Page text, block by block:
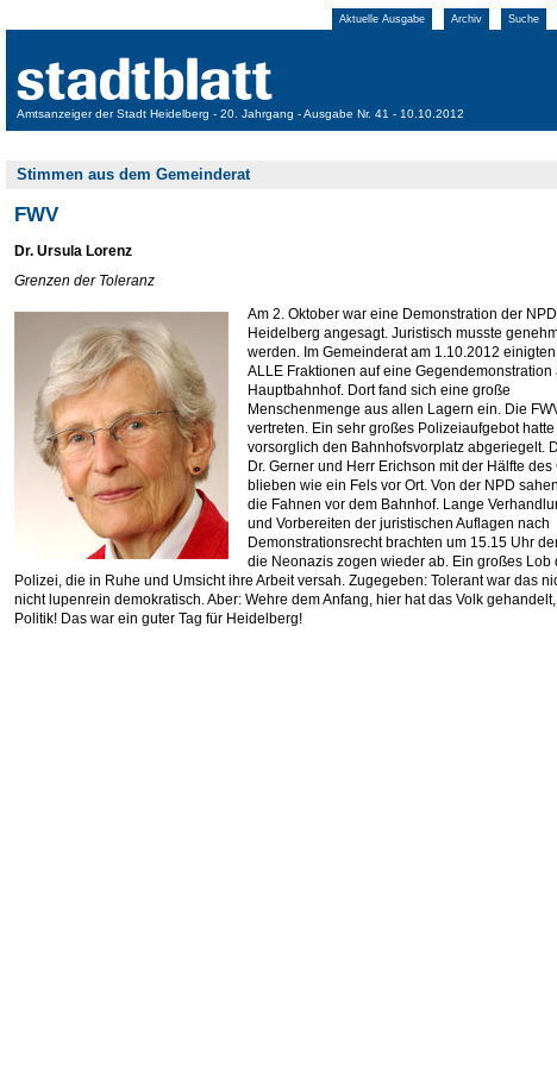
Aktuelle Ausgabe Archiv Suche
Amtsanzeiger der Stadt Heidelberg - 20. Jahrgang - Ausgabe Nr. 41 - 10.10.2012
Stimmen aus dem Gemeinderat
FWV
Dr. Ursula Lorenz
Grenzen der Toleranz
Am 2. Oktober war eine Demonstration der
Heidelberg angesagt. Juristisch musste
werden. Im Gemeinderat am 1.10.2012
ALLE Fraktionen auf eine Gegendemonstration
Hauptbahnhof. Dort fand sich eine große
Menschenmenge aus allen Lagern ein. Die
vertreten. Ein sehr großes Polizeiaufgebot hatte
vorsorglich den Bahnhofsvorplatz abgeriegelt.
Dr. Gerner und Herr Erichson mit der Hälfte des
blieben wie ein Fels vor Ort. Von der NPD
die Fahnen vor dem Bahnhof. Lange
und Vorbereiten der juristischen Auflagen nach
Demonstrationsrecht brachten um 15.15 Uhr
die Neonazis zogen wieder ab. Ein großes Lob
Polizei, die in Ruhe und Umsicht ihre Arbeit versah. Zugegeben: Tolerant war das
nicht lupenrein demokratisch. Aber: Wehre dem Anfang, hier hat das Volk
Politik! Das war ein guter Tag für Heidelberg!